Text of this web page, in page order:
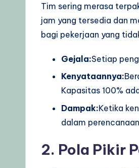
Tim sering merasa
jam yang tersedia dan
bagi pekerjaan yang
Gejala:Setiap
Kenyataannya:
Kapasitas 100%
Dampak:Ketika
dalam
2. Pola Pikir